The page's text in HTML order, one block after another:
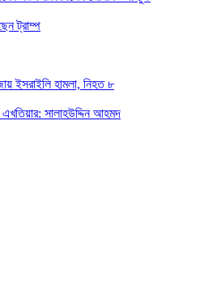
ট্রাম্প
ইসরাইলি হামলা, নিহত ৮
এখতিয়ার: সালাহউদ্দিন আহমদ